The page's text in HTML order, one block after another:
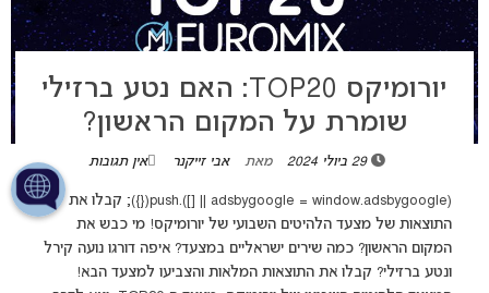
יורומיקס TOP20: האם נטע ברזילי
שומרת על המקום הראשון?
29 ביולי 2024 מאת אבי זייקנר אין תגובות
(adsbygoogle = window.adsbygoogle || []).push({}); קבלו את
התוצאות של מצעד הלהיטים השבועי של יורומיקס! מי כבש את
המקום הראשון? כמה שירים ישראליים במצעד? איפה דורגו נועה קירל
ונטע ברזילי? קבלו את התוצאות המלאות והצביעו למצעד הבא!